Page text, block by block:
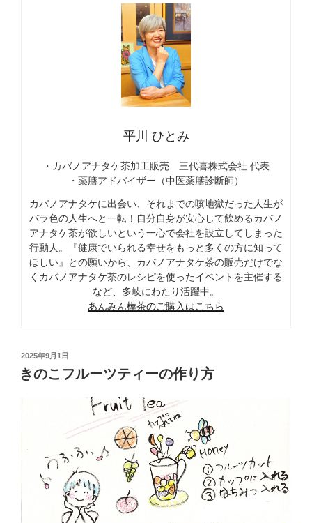
平川 ひとみ
・カバノアナタケ茶加工販売 三代喜株式会社 代表
・薬膳アドバイザー（中医薬膳診断師）
カバノアナタケに出会い、それまでの咳地獄だった人生が
バラ色の人生へと一転！自分自身が安心して飲めるカバノ
アナタケ茶が欲しいという一心で会社を設立してしまった
行動人。『健康でいられる幸せをもっと多くの方に知って
ほしい』との願いから、カバノアナタケ茶の販売だけでな
くカバノアナタケ茶のレシピを使ったイベントを主催する
など、多岐にわたり活躍中。
あんみん樺茶のご購入はこちら
投
稿
日:
2025年9月1日
きのこフルーツティーの作り方